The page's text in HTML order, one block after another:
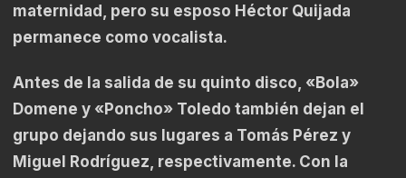
maternidad, pero su esposo Héctor Quijada
permanece como vocalista.
Antes de la salida de su quinto disco, «Bola»
Domene y «Poncho» Toledo también dejan el
grupo dejando sus lugares a Tomás Pérez y
Miguel Rodríguez, respectivamente. Con la